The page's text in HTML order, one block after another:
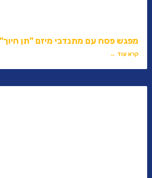
מפגש פסח עם מתנדבי מיזם "תן חיוך"
קרא עוד ←